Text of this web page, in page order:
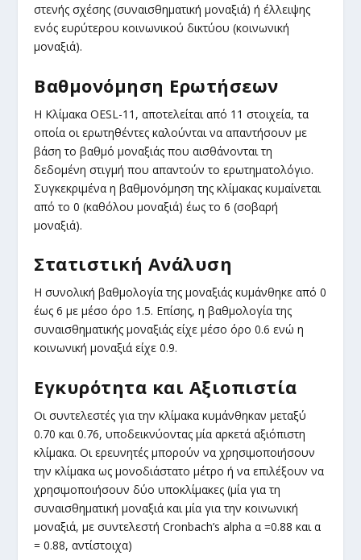
στενής σχέσης (συναισθηματική μοναξιά) ή έλλειψης
ενός ευρύτερου κοινωνικού δικτύου (κοινωνική
μοναξιά).
Βαθμονόμηση Ερωτήσεων
Η Κλίμακα OESL-11, αποτελείται από 11 στοιχεία, τα
οποία οι ερωτηθέντες καλούνται να απαντήσουν με
βάση το βαθμό μοναξιάς που αισθάνονται τη
δεδομένη στιγμή που απαντούν το ερωτηματολόγιο.
Συγκεκριμένα η βαθμονόμηση της κλίμακας κυμαίνεται
από το 0 (καθόλου μοναξιά) έως το 6 (σοβαρή
μοναξιά).
Στατιστική Ανάλυση
Η συνολική βαθμολογία της μοναξιάς κυμάνθηκε από 0
έως 6 με μέσο όρο 1.5. Επίσης, η βαθμολογία της
συναισθηματικής μοναξιάς είχε μέσο όρο 0.6 ενώ η
κοινωνική μοναξιά είχε 0.9.
Εγκυρότητα και Αξιοπιστία
Οι συντελεστές για την κλίμακα κυμάνθηκαν μεταξύ
0.70 και 0.76, υποδεικνύοντας μία αρκετά αξιόπιστη
κλίμακα. Οι ερευνητές μπορούν να χρησιμοποιήσουν
την κλίμακα ως μονοδιάστατο μέτρο ή να επιλέξουν να
χρησιμοποιήσουν δύο υποκλίμακες (μία για τη
συναισθηματική μοναξιά και μία για την κοινωνική
μοναξιά, με συντελεστή Cronbach’s alpha α =0.88 και α
= 0.88, αντίστοιχα)